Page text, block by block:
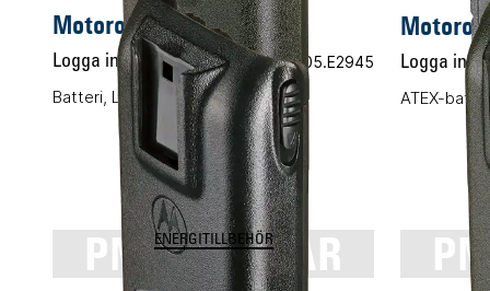
Motorola PMNN4159AR
Logga in för pris Vårt art.nr 05.E2945
Batteri, Li-ION, 2600mAh
Logga in
ATEX-
PMNN4158AR
ENERGITILLBEHÖR